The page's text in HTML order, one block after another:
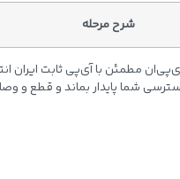
شرح مرحله
مطمئن با آی‌پی ثابت ایران
شما پایدار بماند و قطع و